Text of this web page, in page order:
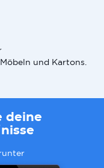
und Kartons.
deine